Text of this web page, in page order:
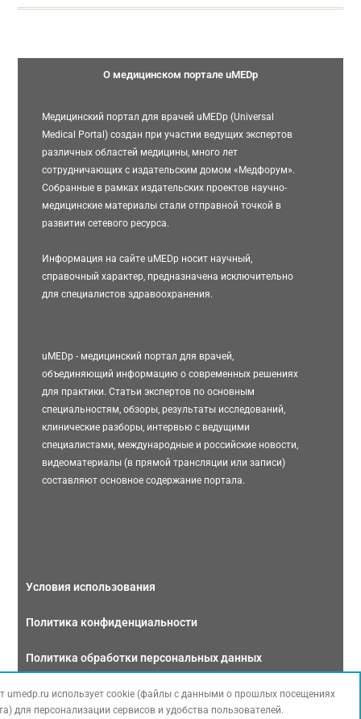
О медицинском портале uMEDp
Медицинский портал для врачей uMEDp (Universal
Medical Portal) создан при участии ведущих экспертов
различных областей медицины, много лет
сотрудничающих с издательским домом «Медфорум».
Собранные в рамках издательских проектов научно-
медицинские материалы стали отправной точкой в
развитии сетевого ресурса.
Информация на сайте uMEDp носит научный,
справочный характер, предназначена исключительно
для специалистов здравоохранения.
uMEDp - медицинский портал для врачей,
объединяющий информацию о современных решениях
для практики. Статьи экспертов по основным
специальностям, обзоры, результаты исследований,
клинические разборы, интервью с ведущими
специалистами, международные и российские новости,
видеоматериалы (в прямой трансляции или записи)
составляют основное содержание портала.
Условия использования
Политика конфиденциальности
Политика обработки персональных данных
Связаться с нами
umedp.ru использует cookie (файлы с данными о прошлых посещениях
для персонализации сервисов и удобства пользователей.